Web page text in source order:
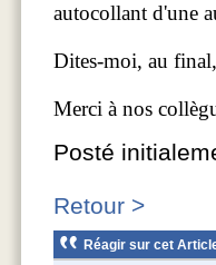
autocollant d'une
Dites-moi, au
Merci à nos
Posté
Retour >
Réagir sur cet